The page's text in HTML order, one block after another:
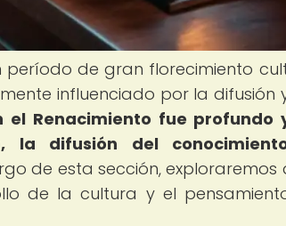
período de gran florecimiento
influenciado por la difusión
el Renacimiento fue
la difusión del
de esta sección,
de la cultura y el